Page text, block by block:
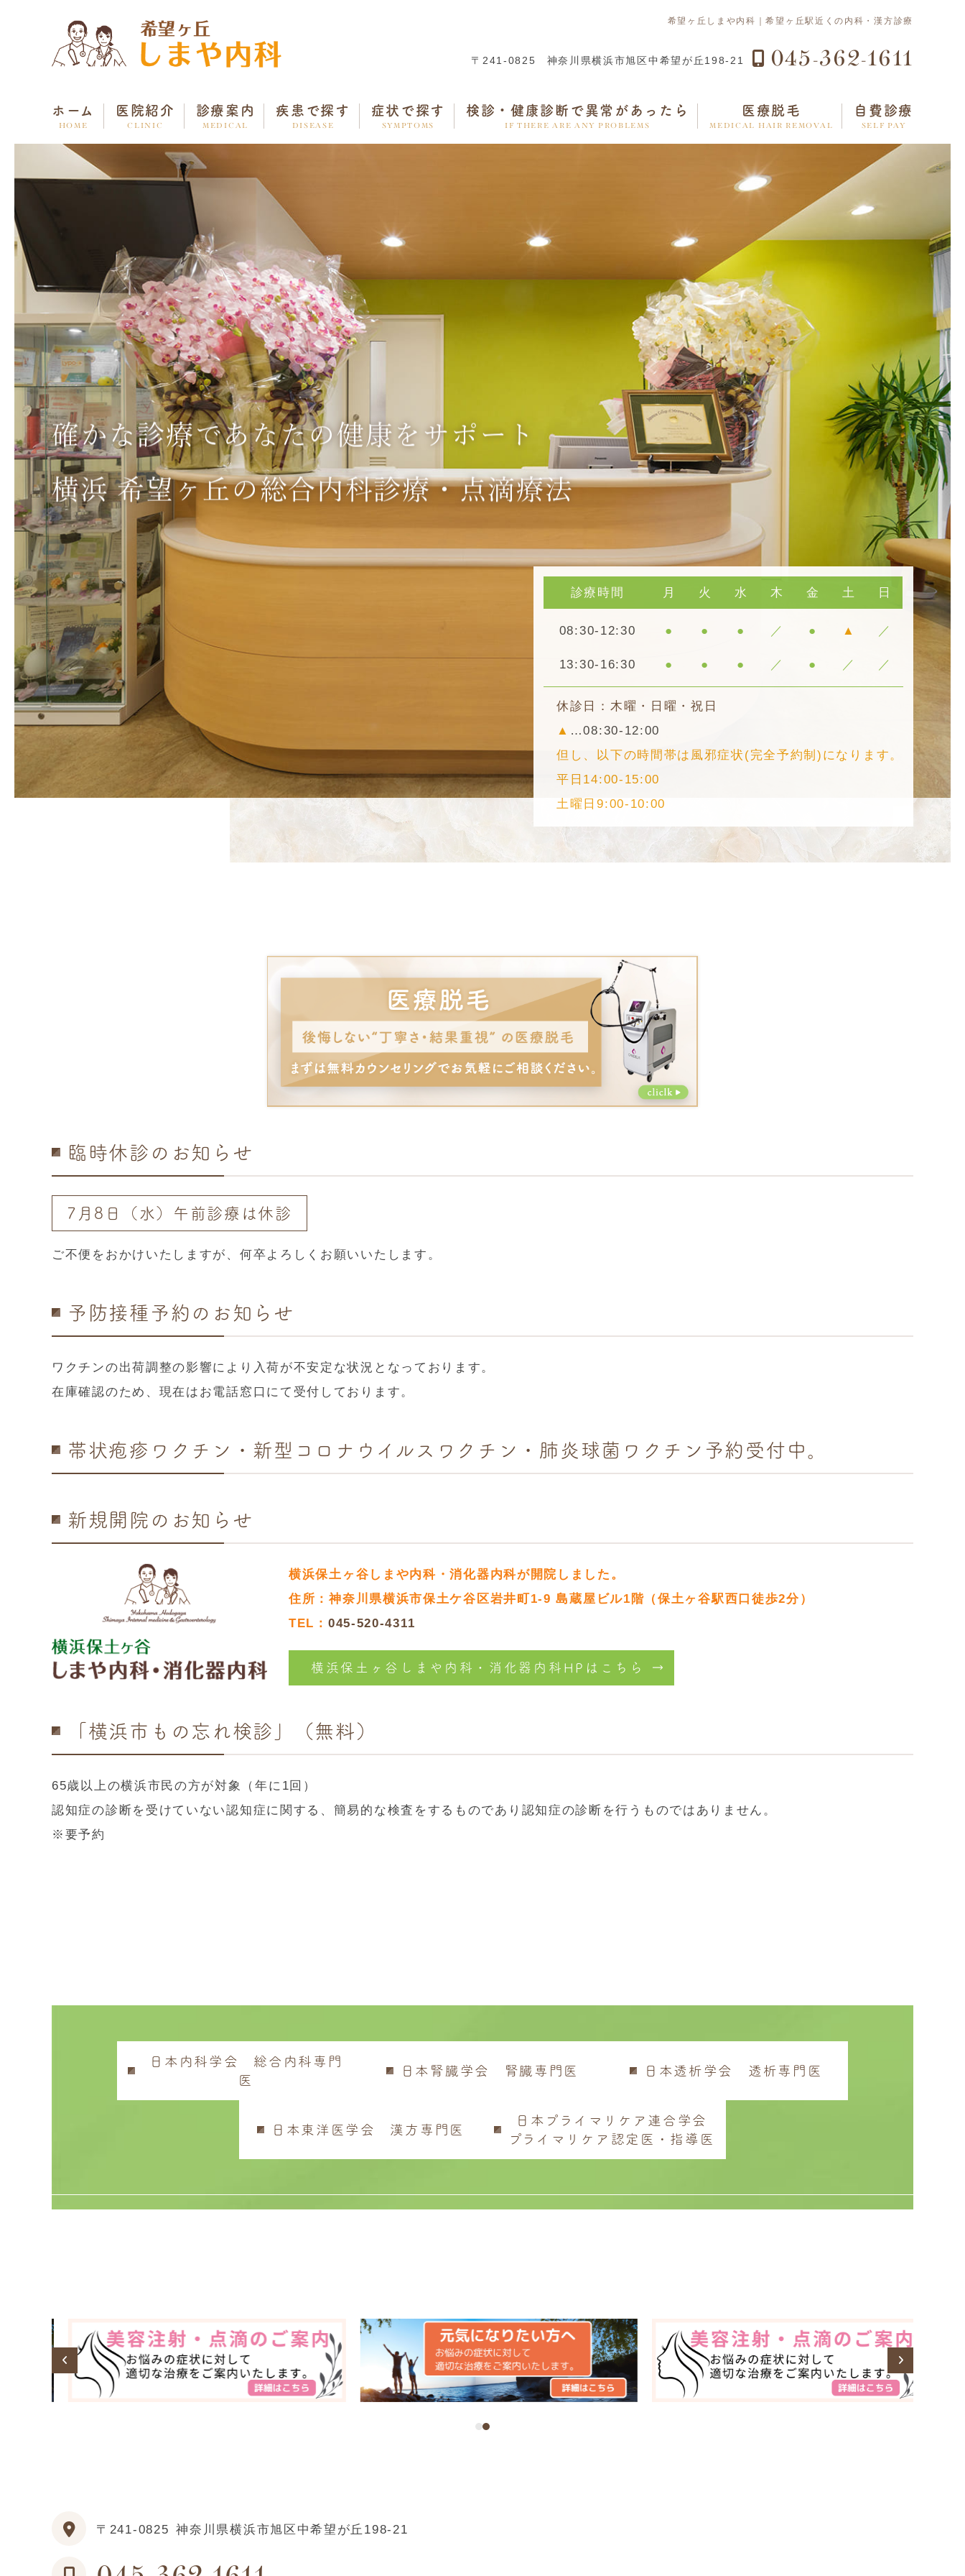
希望ヶ丘しまや内科｜希望ヶ丘駅近くの内科・漢方診療
〒241-0825 神奈川県横浜市旭区中希望が丘198-21 045-362-1611
ホーム
HOME
医院紹介
CLINIC
診療案内
MEDICAL
疾患で探す
DISEASE
症状で探す
SYMPTOMS
検診・健康診断で異常があったら
IF THERE ARE ANY PROBLEMS
医療脱毛
MEDICAL HAIR REMOVAL
自費診療
SELF PAY
確かな診療であなたの健康をサポート
横浜 希望ヶ丘の総合内科診療・点滴療法
診療時間 月 火 水 木 金 土 日
08:30-12:30 ● ● ● ／ ● ▲ ／
13:30-16:30 ● ● ● ／ ● ／ ／
休診日：木曜・日曜・祝日
▲ …08:30-12:00
但し、以下の時間帯は風邪症状(完全予約制)になります。
平日14:00-15:00
土曜日9:00-10:00
臨時休診のお知らせ
7月8日（水）午前診療は休診
ご不便をおかけいたしますが、何卒よろしくお願いいたします。
予防接種予約のお知らせ
ワクチンの出荷調整の影響により入荷が不安定な状況となっております。
在庫確認のため、現在はお電話窓口にて受付しております。
帯状疱疹ワクチン・新型コロナウイルスワクチン・肺炎球菌ワクチン予約受付中。
新規開院のお知らせ
横浜保土ヶ谷しまや内科・消化器内科が開院しました。
住所：神奈川県横浜市保土ケ谷区岩井町1-9 島蔵屋ビル1階（保土ヶ谷駅西口徒歩2分）
TEL： 045-520-4311
横浜保土ヶ谷しまや内科・消化器内科HPはこちら
「横浜市もの忘れ検診」（無料）
65歳以上の横浜市民の方が対象（年に1回）
認知症の診断を受けていない認知症に関する、簡易的な検査をするものであり認知症の診断を行うものではありません。
※要予約
日本内科学会 総合内科専門
医
日本腎臓学会 腎臓専門医 日本透析学会 透析専門医
日本東洋医学会 漢方専門医
日本プライマリケア連合学会
プライマリケア認定医・指導医
〒241-0825 神奈川県横浜市旭区中希望が丘198-21